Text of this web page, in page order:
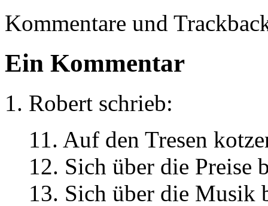
Kommentare und
Ein Kommentar
Robert schrieb:
11. Auf den Tresen
12. Sich über die Preise
13. Sich über die Musik